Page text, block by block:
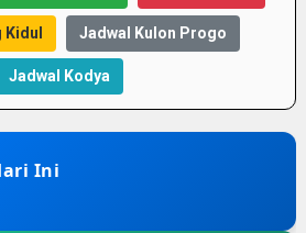
Jadwal Kulon Progo
Jadwal Kodya
Ini